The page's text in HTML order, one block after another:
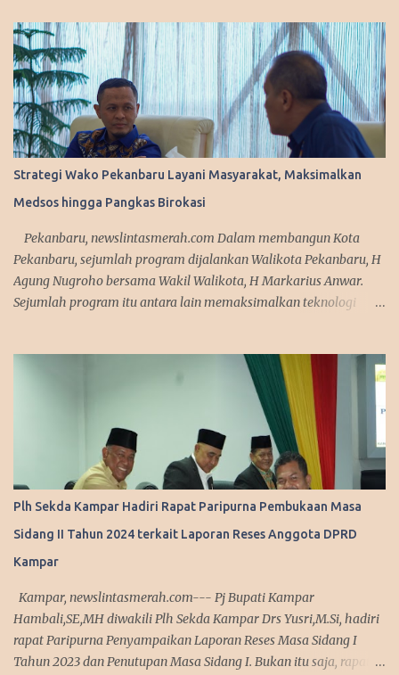
r
Strategi Wako Pekanbaru Layani Masyarakat, Maksimalkan
Medsos hingga Pangkas Birokasi
Pekanbaru, newslintasmerah.com Dalam membangun Kota
Pekanbaru, sejumlah program dijalankan Walikota Pekanbaru, H
Agung Nugroho bersama Wakil Walikota, H Markarius Anwar.
Sejumlah program itu antara lain memaksimalkan teknologi
kampanye. "Kita sedang mempersiapkan aplikasi yang bisa
diakses masyarakat. Jadi segala urusan cukup diakses
menggunakan smartphone saja, missal penerbitan KTP dan
adiministrasi kependudukan lainnya," urai Agung. Srategi dalam
memanfaatkan media sosial diakui Agung Nugroho sangat
membantu dalam menyampaikan informasi dan kebijakan
kepada publik semenjak ia menjabat sebagai Wakil Ketua DPRD
Provinsi Riau. Ini disampaikan Walikota Pekanbaru, Agung
Nugroho saat melakukan silaturahmi dengan managemen Tribun
Pekanbaru di Komplek Perkantoran Tenayan Raya, Kamis
sederhana mengenakan sete...
Plh Sekda Kampar Hadiri Rapat Paripurna Pembukaan Masa
Sidang II Tahun 2024 terkait Laporan Reses Anggota DPRD
Kampar
Kampar, newslintasmerah.com--- Pj Bupati Kampar
Hambali,SE,MH diwakili Plh Sekda Kampar Drs Yusri,M.Si, hadiri
rapat Paripurna Penyampaikan Laporan Reses Masa Sidang I
Tahun 2023 dan Penutupan Masa Sidang I. Bukan itu saja, rapat